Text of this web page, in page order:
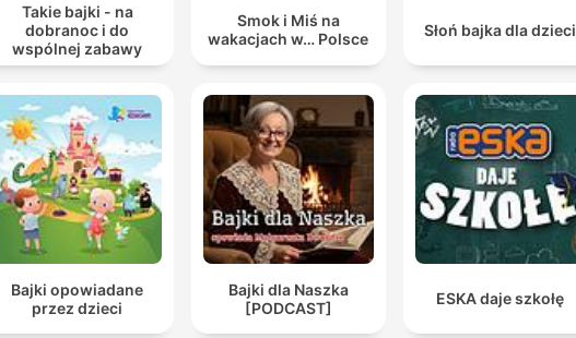
Takie bajki - na
dobranoc i do
wspólnej zabawy
Smok i Miś na
wakacjach w… Polsce
Słoń bajka dla dzieci
Bajki opowiadane
przez dzieci
Bajki dla Naszka
[PODCAST]
ESKA daje szkołę